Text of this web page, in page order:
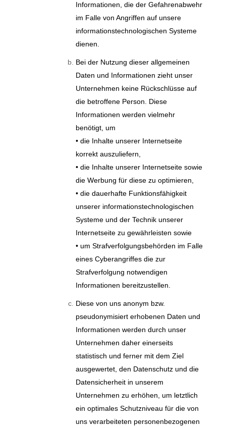
Informationen, die der Gefahrenabwehr
im Falle von Angriffen auf unsere
informationstechnologischen Systeme
dienen.
Bei der Nutzung dieser allgemeinen
Daten und Informationen zieht unser
Unternehmen keine Rückschlüsse auf
die betroffene Person. Diese
Informationen werden vielmehr
benötigt, um
• die Inhalte unserer Internetseite
korrekt auszuliefern,
• die Inhalte unserer Internetseite sowie
die Werbung für diese zu optimieren,
• die dauerhafte Funktionsfähigkeit
unserer informationstechnologischen
Systeme und der Technik unserer
Internetseite zu gewährleisten sowie
• um Strafverfolgungsbehörden im Falle
eines Cyberangriffes die zur
Strafverfolgung notwendigen
Informationen bereitzustellen.
Diese von uns anonym bzw.
pseudonymisiert erhobenen Daten und
Informationen werden durch unser
Unternehmen daher einerseits
statistisch und ferner mit dem Ziel
ausgewertet, den Datenschutz und die
Datensicherheit in unserem
Unternehmen zu erhöhen, um letztlich
ein optimales Schutzniveau für die von
uns verarbeiteten personenbezogenen